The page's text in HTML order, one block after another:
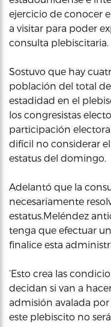
ejercicio de conocer
a visitar para poder
consulta plebiscitaria.
Sostuvo que hay
población del total
estadidad en el
los congresistas
participación
difícil no considerar
estatus del domingo.
Adelantó que la
necesariamente
estatus.Meléndez
tenga que efectuar
finalice esta
‘Esto crea las
decidan si van a
admisión avalada por
este plebiscito no